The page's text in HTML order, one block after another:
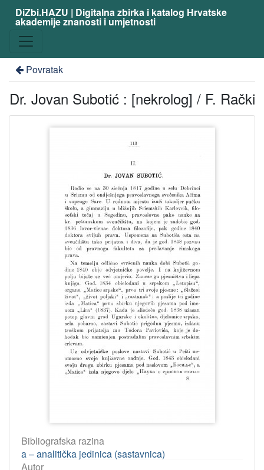
DiZbi.HAZU | Digitalna zbirka i katalog Hrvatske
akademije znanosti i umjetnosti
Povratak
Dr. Jovan Subotić : [nekrolog] / F. Rački
Bibliografska razina
a – analitička jedinica (sastavnica)
Autor